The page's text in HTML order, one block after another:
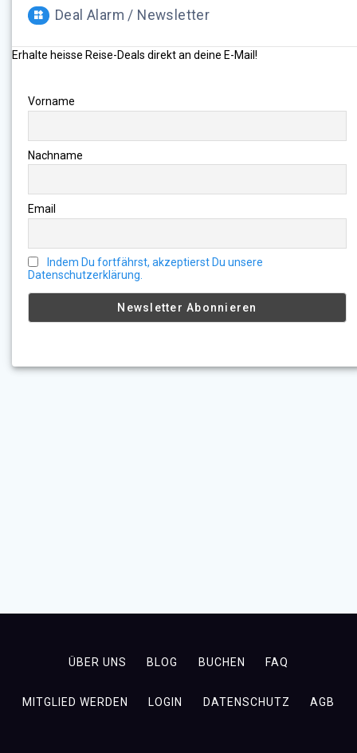
Deal Alarm / Newsletter
Erhalte heisse Reise-Deals direkt an deine E-Mail!
Vorname
Nachname
Email
Indem Du fortfährst, akzeptierst Du unsere
Datenschutzerklärung.
ÜBER UNS BLOG BUCHEN FAQ
MITGLIED WERDEN LOGIN DATENSCHUTZ AGB